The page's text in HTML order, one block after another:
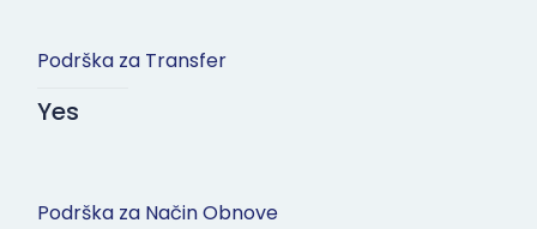
Podrška za Transfer
Yes
Podrška za Način Obnove